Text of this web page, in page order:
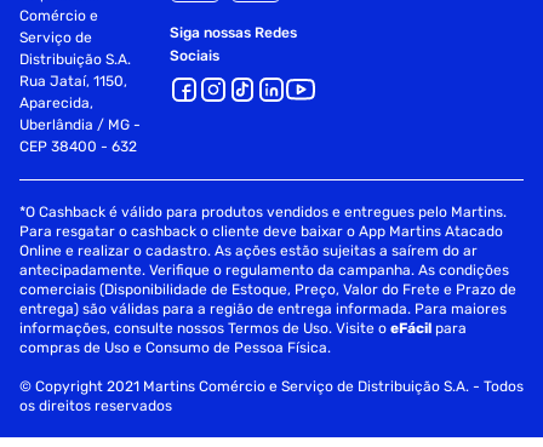
Conectividade: USB, Ethernet, Wi-Fi
Memória: 256 MB
Ciclo de trabalho: Até 10.000 páginas por mês
Garantia
revendedor e a política da fabricante. Consulte o manual do
usuário ou entre em contato com o suporte técnico da
Pantum para obter informações detalhadas sobre a
cobertura da garantia.
Especificações
Anatel 203372308708
Comércio e
Serviço de
Distribuição S.A.
Rua Jataí, 1150,
Aparecida,
Uberlândia / MG -
CEP 38400 - 632
Siga nossas Redes
Sociais
*O Cashback é válido para produtos vendidos e entregues pelo Martins.
Para resgatar o cashback o cliente deve baixar o App Martins Atacado
Online e realizar o cadastro. As ações estão sujeitas a saírem do ar
antecipadamente. Verifique o regulamento da campanha. As condições
comerciais (Disponibilidade de Estoque, Preço, Valor do Frete e Prazo de
entrega) são válidas para a região de entrega informada. Para maiores
informações, consulte nossos Termos de Uso. Visite oeFácil para
compras de Uso e Consumo de Pessoa Física.
© Copyright 2021 Martins Comércio e Serviço de Distribuição S.A. - Todos
os direitos reservados